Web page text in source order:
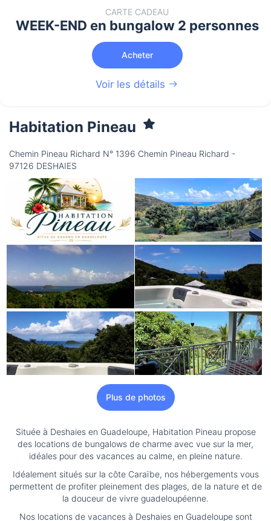
CARTE CADEAU
WEEK-END en bungalow 2 personnes
Acheter
Voir les détails
Habitation Pineau
Chemin Pineau Richard N° 1396 Chemin Pineau Richard -
97126 DESHAIES
Plus de photos
Située à Deshaies en Guadeloupe, Habitation Pineau propose
des locations de bungalows de charme avec vue sur la mer,
idéales pour des vacances au calme, en pleine nature.
Idéalement situés sur la côte Caraïbe, nos hébergements vous
permettent de profiter pleinement des plages, de la nature et de
la douceur de vivre guadeloupéenne.
Nos locations de vacances à Deshaies en Guadeloupe sont